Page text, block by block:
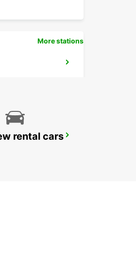
More stations
rental cars